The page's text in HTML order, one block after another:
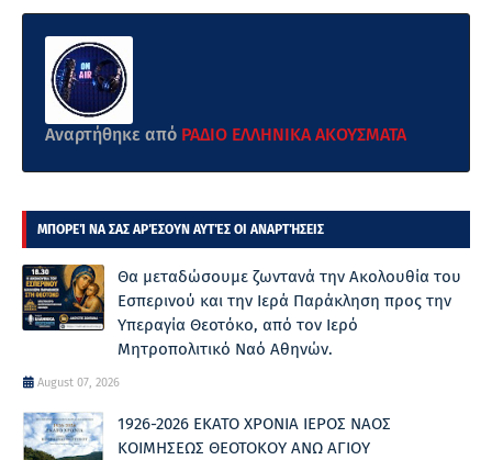
Αναρτήθηκε από ΡΑΔΙΟ ΕΛΛΗΝΙΚΑ ΑΚΟΥΣΜΑΤΑ
ΜΠΟΡΕΊ ΝΑ ΣΑΣ ΑΡΈΣΟΥΝ ΑΥΤΈΣ ΟΙ ΑΝΑΡΤΉΣΕΙΣ
Θα μεταδώσουμε ζωντανά την Ακολουθία του
Εσπερινού και την Ιερά Παράκληση προς την
Υπεραγία Θεοτόκο, από τον Ιερό
Μητροπολιτικό Ναό Αθηνών.
August 07, 2026
1926-2026 ΕΚΑΤΟ ΧΡΟΝΙΑ ΙΕΡΟΣ ΝΑΟΣ
ΚΟΙΜΗΣΕΩΣ ΘΕΟΤΟΚΟΥ ΑΝΩ ΑΓΙΟΥ